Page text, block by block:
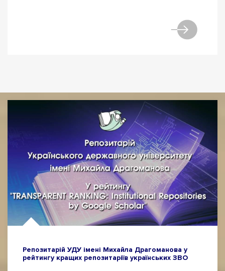
Репозитарій УДУ імені Михайла Драгоманова у
рейтингу кращих репозитаріїв українських ЗВО